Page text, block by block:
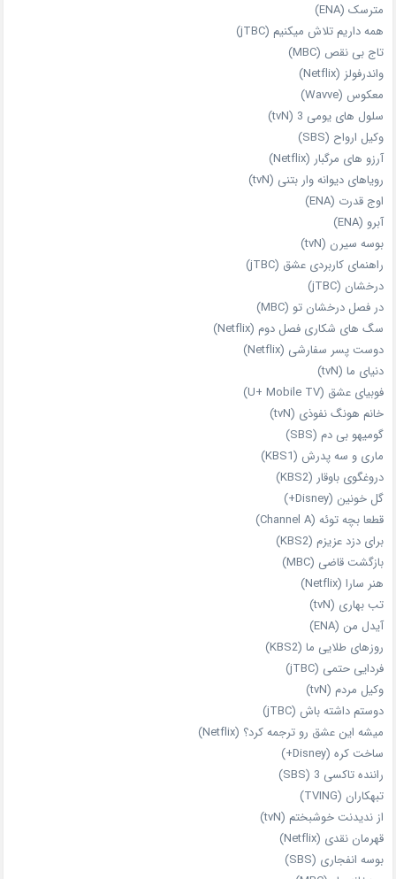
مترسک (ENA)
همه داریم تلاش میکنیم (jTBC)
تاج بی‌ نقص (MBC)
واندرفولز (Netflix)
معکوس (Wavve)
سلول های یومی 3 (tvN)
وکیل ارواح (SBS)
آرزو های مرگبار (Netflix)
رویاهای دیوانه‌ وار بتنی (tvN)
اوج قدرت (ENA)
آبرو (ENA)
بوسه سیرن (tvN)
راهنمای کاربردی عشق (jTBC)
درخشان (jTBC)
در فصل درخشان تو (MBC)
سگ های شکاری فصل دوم (Netflix)
دوست‌ پسر سفارشی (Netflix)
دنیای ما (tvN)
فوبیای عشق (U+ Mobile TV)
خانم هونگ نفوذی (tvN)
گومیهو بی دم (SBS)
ماری و سه پدرش (KBS1)
دروغگوی باوقار (KBS2)
گل خونین (Disney+)
قطعا بچه توئه (Channel A)
برای دزد عزیزم (KBS2)
بازگشت قاضی (MBC)
هنر سارا (Netflix)
تب بهاری (tvN)
آیدل من (ENA)
روزهای طلایی ما (KBS2)
فردایی حتمی (jTBC)
وکیل مردم (tvN)
دوستم داشته باش (jTBC)
میشه این عشق رو ترجمه کرد؟ (Netflix)
ساخت کره (Disney+)
راننده تاکسی 3 (SBS)
تبهکاران (TVING)
از ندیدنت خوشبختم (tvN)
قهرمان نقدی (Netflix)
بوسه انفجاری (SBS)